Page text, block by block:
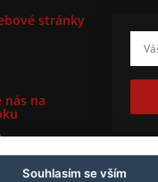
stránky
nás na
Souhlasím se vším